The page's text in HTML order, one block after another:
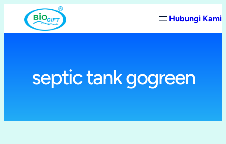
konten
Hubungi Kami
septic tank gogreen